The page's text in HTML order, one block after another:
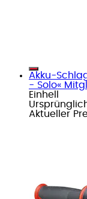
Akku-
- Solo«
Einhell
Aktueller